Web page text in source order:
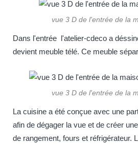
vue 3 D de l'entrée de la
Dans l'entrée l'atelier-cdeco a
devient meuble télé. Ce meuble
vue 3 D de l'entrée de la
La cuisine a été conçue avec une
afin de dégager la vue et de créer
de rangement, fours et réfrigérateur.